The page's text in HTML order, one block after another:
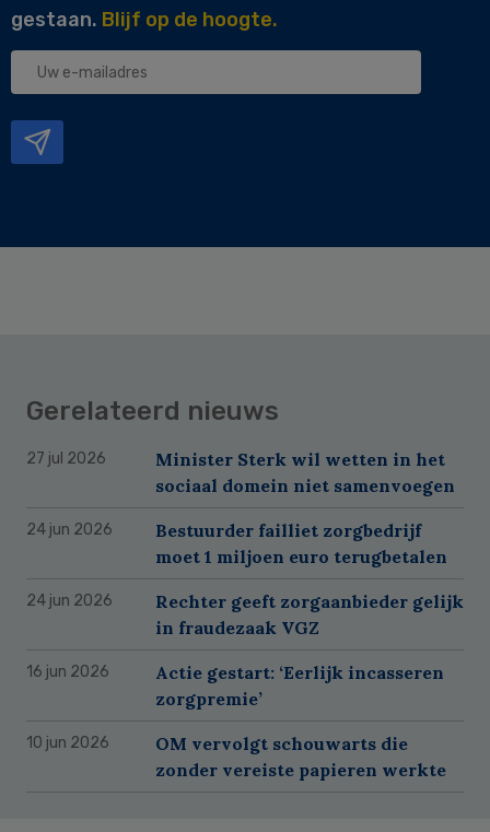
gestaan. Blijf op de hoogte.
Uw
Gerelateerd nieuws
27 jul 2026
Minister Sterk wil wetten in het
sociaal domein niet samenvoegen
24 jun 2026
Bestuurder failliet zorgbedrijf
moet 1 miljoen euro terugbetalen
24 jun 2026
Rechter geeft zorgaanbieder gelijk
in fraudezaak VGZ
16 jun 2026
Actie gestart: ‘Eerlijk incasseren
zorgpremie’
10 jun 2026
OM vervolgt schouwarts die
zonder vereiste papieren werkte